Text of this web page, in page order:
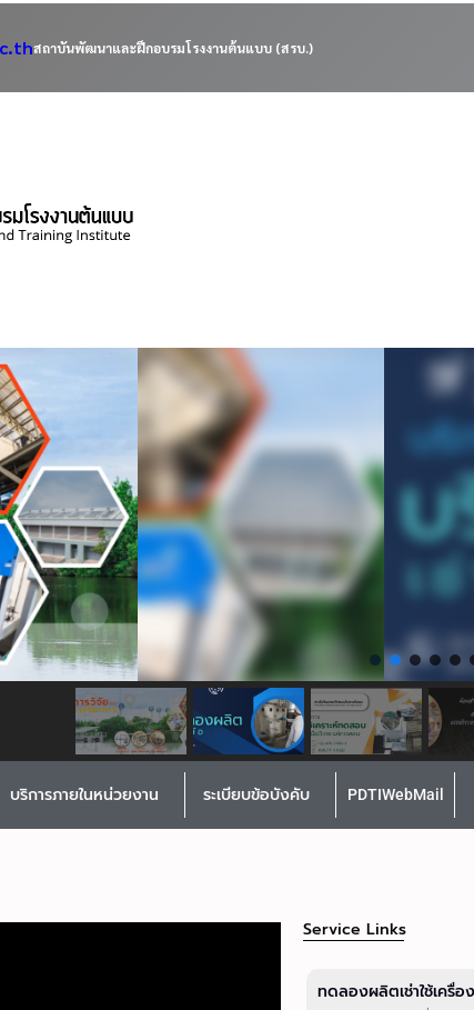
สถาบันพัฒนาและฝึกอบรมโรงงานต้นแบบ (สรบ.)
บริการภายในหน่วยงาน ระเบียบข้อบังคับ PDTIWebMail
Service Links
ทดลองผลิตเช่าใช้เครื่อ